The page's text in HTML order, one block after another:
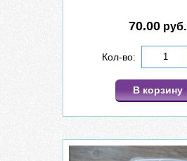
70.00 руб.
Кол-во:
В корзину